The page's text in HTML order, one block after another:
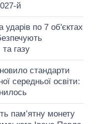
й
по 7 об'єктах
газу
стандарти
середньої освіти:
пам’ятну монету